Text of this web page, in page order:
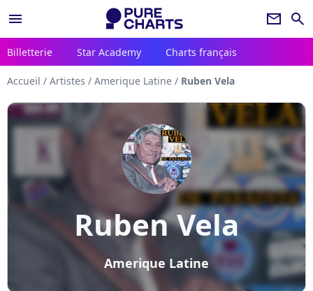
menu newsletter search
Billetterie Star Academy Charts français
Accueil / Artistes / Amerique Latine / Ruben Vela
Ruben Vela
Amerique Latine